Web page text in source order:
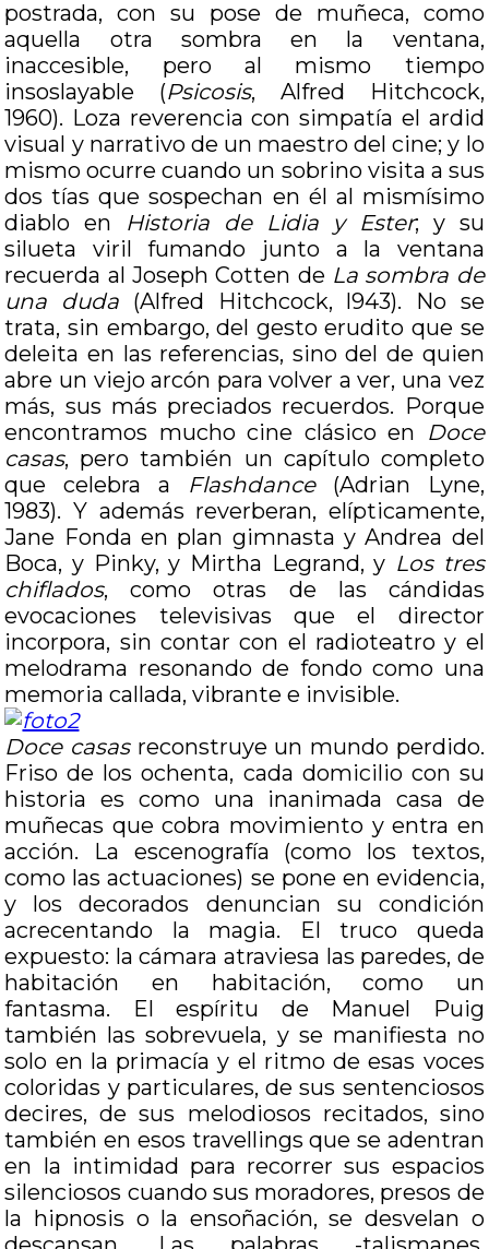
postrada, con su pose de muñeca, como
aquella otra sombra en la ventana,
inaccesible, pero al mismo tiempo
insoslayable (Psicosis, Alfred Hitchcock,
1960). Loza reverencia con simpatía el ardid
visual y narrativo de un maestro del cine; y lo
mismo ocurre cuando un sobrino visita a sus
dos tías que sospechan en él al mismísimo
diablo en Historia de Lidia y Ester; y su
silueta viril fumando junto a la ventana
recuerda al Joseph Cotten de La sombra de
una duda (Alfred Hitchcock, l943). No se
trata, sin embargo, del gesto erudito que se
deleita en las referencias, sino del de quien
abre un viejo arcón para volver a ver, una vez
más, sus más preciados recuerdos. Porque
encontramos mucho cine clásico en Doce
casas, pero también un capítulo completo
que celebra a Flashdance(Adrian Lyne,
1983). Y además reverberan, elípticamente,
Jane Fonda en plan gimnasta y Andrea del
Boca, y Pinky, y Mirtha Legrand, y Los tres
chiflados, como otras de las cándidas
evocaciones televisivas que el director
incorpora, sin contar con el radioteatro y el
melodrama resonando de fondo como una
memoria callada, vibrante e invisible.
Doce casasreconstruye un mundo perdido.
Friso de los ochenta, cada domicilio con su
historia es como una inanimada casa de
muñecas que cobra movimiento y entra en
acción. La escenografía (como los textos,
como las actuaciones) se pone en evidencia,
y los decorados denuncian su condición
acrecentando la magia. El truco queda
expuesto: la cámara atraviesa las paredes, de
habitación en habitación, como un
fantasma. El espíritu de Manuel Puig
también las sobrevuela, y se manifiesta no
solo en la primacía y el ritmo de esas voces
coloridas y particulares, de sus sentenciosos
decires, de sus melodiosos recitados, sino
también en esos travellings que se adentran
en la intimidad para recorrer sus espacios
silenciosos cuando sus moradores, presos de
la hipnosis o la ensoñación, se desvelan o